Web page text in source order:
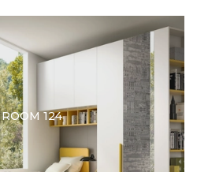
ROOM 124